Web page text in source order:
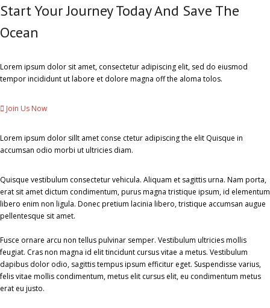
Start Your Journey Today And Save The
Ocean
Lorem ipsum dolor sit amet, consectetur adipiscing elit, sed do eiusmod
tempor incididunt ut labore et dolore magna off the aloma tolos.
Join Us Now
Lorem ipsum dolor sillt amet conse ctetur adipiscing the elit Quisque in
accumsan odio morbi ut ultricies diam.
Quisque vestibulum consectetur vehicula. Aliquam et sagittis urna. Nam porta,
erat sit amet dictum condimentum, purus magna tristique ipsum, id elementum
libero enim non ligula. Donec pretium lacinia libero, tristique accumsan augue
pellentesque sit amet.
Fusce ornare arcu non tellus pulvinar semper. Vestibulum ultricies mollis
feugiat. Cras non magna id elit tincidunt cursus vitae a metus. Vestibulum
dapibus dolor odio, sagittis tempus ipsum efficitur eget. Suspendisse varius,
felis vitae mollis condimentum, metus elit cursus elit, eu condimentum metus
erat eu justo.